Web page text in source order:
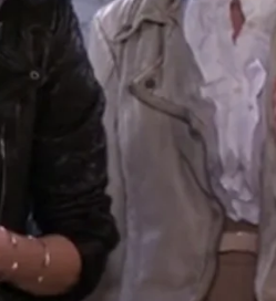
Whatsapp
Facebook
X